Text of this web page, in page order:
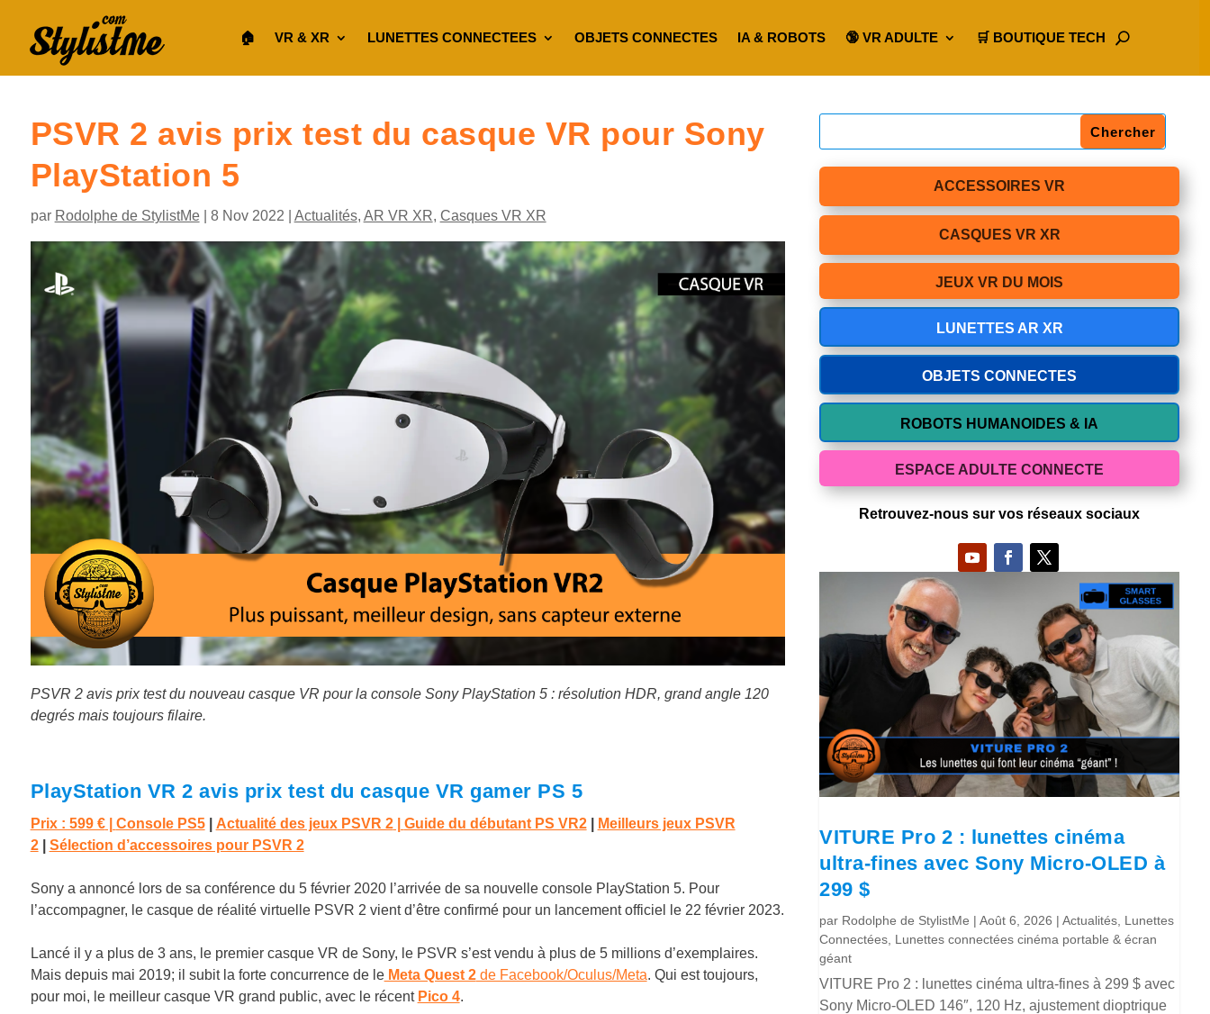
🏠︎ VR & XR LUNETTES CONNECTEES OBJETS CONNECTES IA & ROBOTS 🔞 VR ADULTE 🛒 BOUTIQUE TECH
PSVR 2 avis prix test du casque VR pour Sony
PlayStation 5
par Rodolphe de StylistMe| 8 Nov 2022 Actualités, AR VR XR, Casques VR XR
PSVR 2 avis prix test du nouveau casque VR pour la console Sony PlayStation 5 : résolution HDR, grand angle 120
degrés mais toujours filaire.
PlayStation VR 2 avis prix test du casque VR gamer PS 5
Prix : 599 €| Console PS5| Actualité des jeux PSVR 2| Guide du débutant PS VR2|
Meilleurs jeux PSVR
2| Sélection d’accessoires pour PSVR 2
Sony a annoncé lors de sa conférence du 5 février 2020 l’arrivée de sa nouvelle console PlayStation 5. Pour
l’accompagner, le casque de réalité virtuelle PSVR 2 vient d’être confirmé pour un lancement officiel le 22 février 2023.
Lancé il y a plus de 3 ans, le premier casque VR de Sony, le PSVR s’est vendu à plus de 5 millions d’exemplaires.
Mais depuis mai 2019; il subit la forte concurrence de leMeta Quest 2de Facebook/Oculus/Meta. Qui est toujours,
pour moi, le meilleur casque VR grand public, avec le récent Pico 4.
ACCESSOIRES VR
CASQUES VR XR
JEUX VR DU MOIS
LUNETTES AR XR
OBJETS CONNECTES
ROBOTS HUMANOIDES & IA
ESPACE ADULTE CONNECTE
Retrouvez-nous sur vos réseaux sociaux
VITURE Pro 2 : lunettes cinéma
ultra-fines avec Sony Micro-OLED à
299 $
par Rodolphe de StylistMe |Août 6, 2026 |Actualités Lunettes
Connectées Lunettes connectées cinéma portable & écran
géant
VITURE Pro 2 : lunettes cinéma ultra-fines à 299 $ avec
Sony Micro-OLED 146″, 120 Hz, ajustement dioptrique